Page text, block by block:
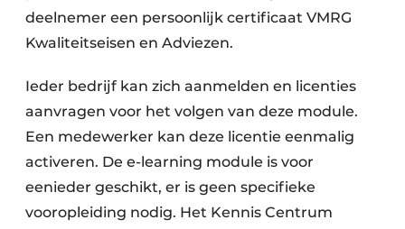
deelnemer een persoonlijk certificaat VMRG
Kwaliteitseisen en Adviezen.
Ieder bedrijf kan zich aanmelden en licenties
aanvragen voor het volgen van deze module.
Een medewerker kan deze licentie eenmalig
activeren. De e-learning module is voor
eenieder geschikt, er is geen specifieke
vooropleiding nodig. Het Kennis Centrum